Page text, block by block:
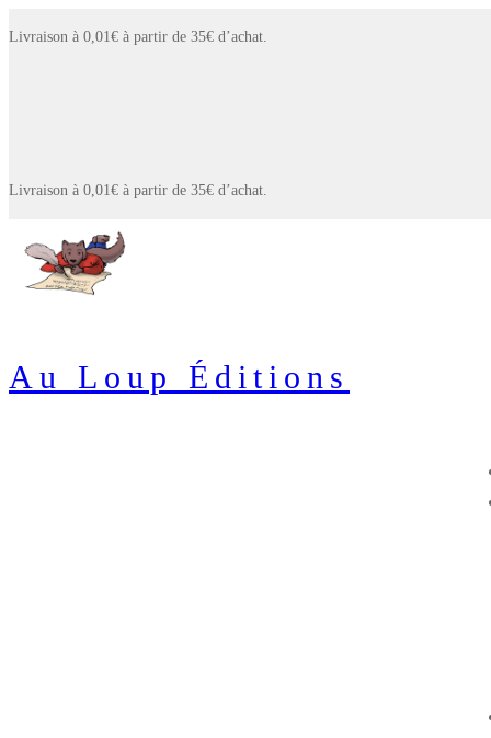
Livraison à 0,01€ à partir de 35€ d’achat.
Livraison à 0,01€ à partir de 35€ d’achat.
Au Loup Éditions